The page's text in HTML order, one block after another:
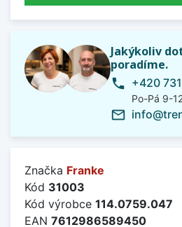
Jakýkoliv
poradíme.
phone +420
Po-Pá 9-
mail_outline
Značka Franke
Kód 31003
Kód výrobce 114.0759.047
EAN 7612986589450